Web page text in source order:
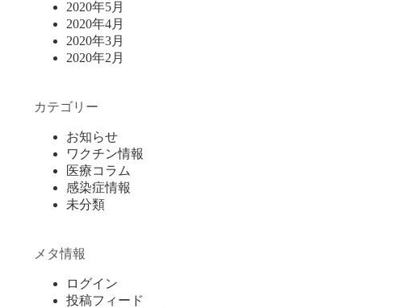
2020年5月
2020年4月
2020年3月
2020年2月
カテゴリー
お知らせ
ワクチン情報
医療コラム
感染症情報
未分類
メタ情報
ログイン
投稿フィード